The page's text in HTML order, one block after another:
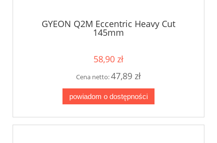
GYEON Q2M Eccentric Heavy Cut
145mm
58,90 zł
Cena netto:47,89 zł
powiadom o dostępności